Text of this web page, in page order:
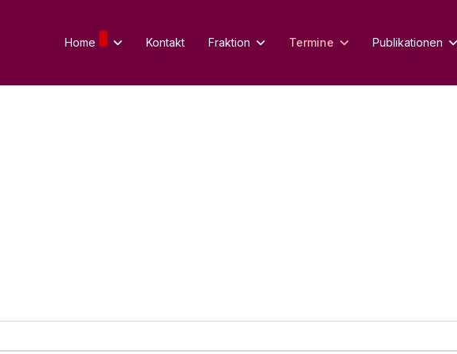
Home Kontakt Fraktion Termine Publikationen